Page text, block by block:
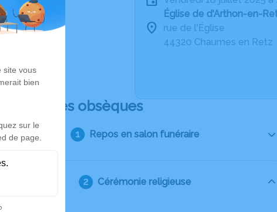
Église de d'Arthon-en-
rue de l'Église
44320 Chaumes en Retz
Déroulé des obsèques
Repos en salon funéraire
Cérémonie religieuse